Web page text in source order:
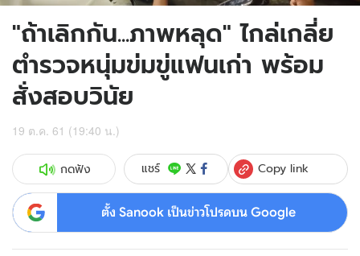
"ถ้าเลิกกัน...ภาพหลุด" ไกล่เกลี่ย
ตำรวจหนุ่มข่มขู่แฟนเก่า พร้อม
สั่งสอบวินัย
19 ต.ค. 61 (19:40 น.)
กดฟัง แชร์ Copy link
ตั้ง Sanook เป็นข่าวโปรดบน Google